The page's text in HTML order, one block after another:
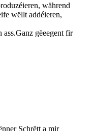
während
wëllt addéieren,
gëeegent fir
Schrëtt a mir